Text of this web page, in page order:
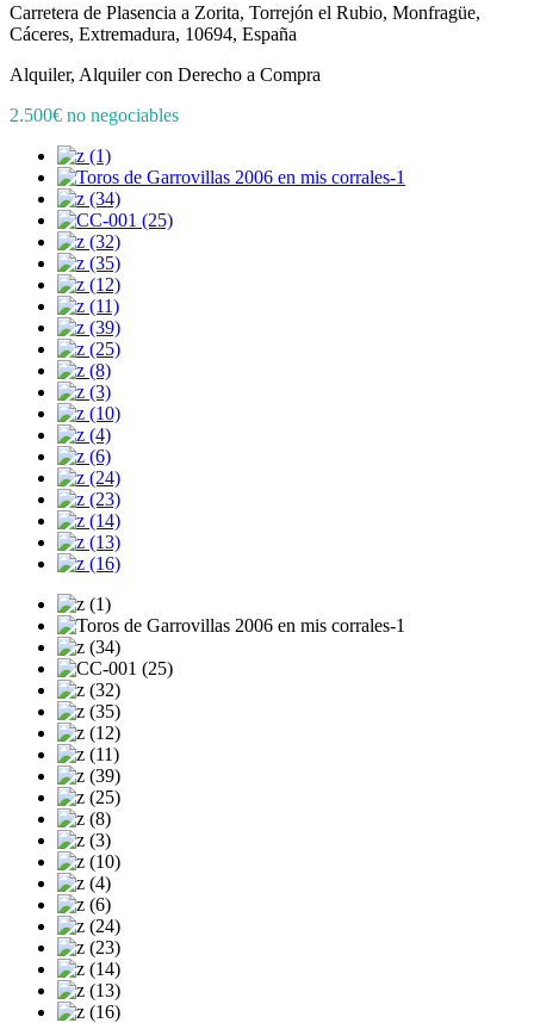
Carretera de Plasencia a Zorita, Torrejón el Rubio, Monfragüe,
Cáceres, Extremadura, 10694, España
Alquiler, Alquiler con Derecho a Compra
2.500€ no negociables